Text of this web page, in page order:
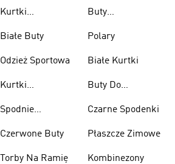
Kurtki
Białe Buty
Odzież Sportowa
Kurtki
Spodnie
Czerwone Buty
Torby Na Ramię
Buty
Polary
Białe Kurtki
Buty Do
Czarne Spodenki
Płaszcze Zimowe
Kombinezony